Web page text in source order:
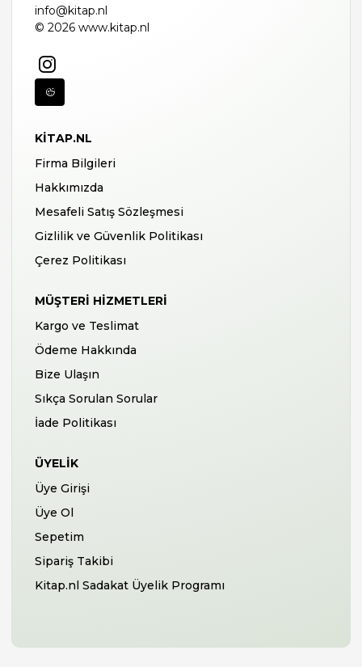
info@kitap.nl
© 2026 www.kitap.nl
KITAP.NL
Firma Bilgileri
Hakkımızda
Mesafeli Satış Sözleşmesi
Gizlilik ve Güvenlik Politikası
Çerez Politikası
MÜŞTERI HIZMETLERI
Kargo ve Teslimat
Ödeme Hakkında
Bize Ulaşın
Sıkça Sorulan Sorular
İade Politikası
ÜYELIK
Üye Girişi
Üye Ol
Sepetim
Sipariş Takibi
Kitap.nl Sadakat Üyelik Programı